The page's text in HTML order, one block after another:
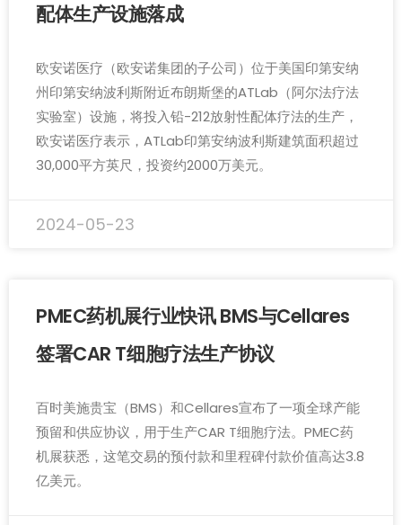
配体生产设施落成
欧安诺医疗（欧安诺集团的子公司）位于美国印第安纳
州印第安纳波利斯附近布朗斯堡的ATLab（阿尔法疗法
实验室）设施，将投入铅-212放射性配体疗法的生产，
欧安诺医疗表示，ATLab印第安纳波利斯建筑面积超过
30,000平方英尺，投资约2000万美元。
2024-05-23
PMEC药机展行业快讯 BMS与Cellares
签署CAR T细胞疗法生产协议
百时美施贵宝（BMS）和Cellares宣布了一项全球产能
预留和供应协议，用于生产CAR T细胞疗法。PMEC药
机展获悉，这笔交易的预付款和里程碑付款价值高达3.8
亿美元。